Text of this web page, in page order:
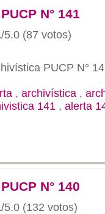
N° 141
/5.0 (87 votos)
PUCP N°
, archivística ,
141 , alerta
N° 140
/5.0 (132 votos)